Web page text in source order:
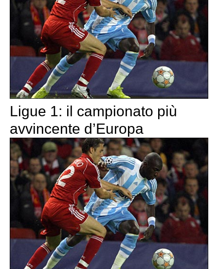
Ligue 1: il campionato più
avvincente d’Europa